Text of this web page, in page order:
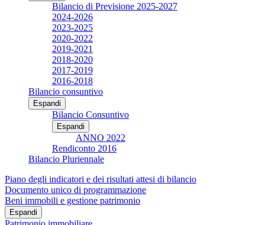
Bilancio di Previsione 2025-2027
2024-2026
2023-2025
2020-2022
2019-2021
2018-2020
2017-2019
2016-2018
Bilancio consuntivo
Espandi
Bilancio Consuntivo
Espandi
ANNO 2022
Rendiconto 2016
Bilancio Pluriennale
Piano degli indicatori e dei risultati attesi di bilancio
Documento unico di programmazione
Beni immobili e gestione patrimonio
Espandi